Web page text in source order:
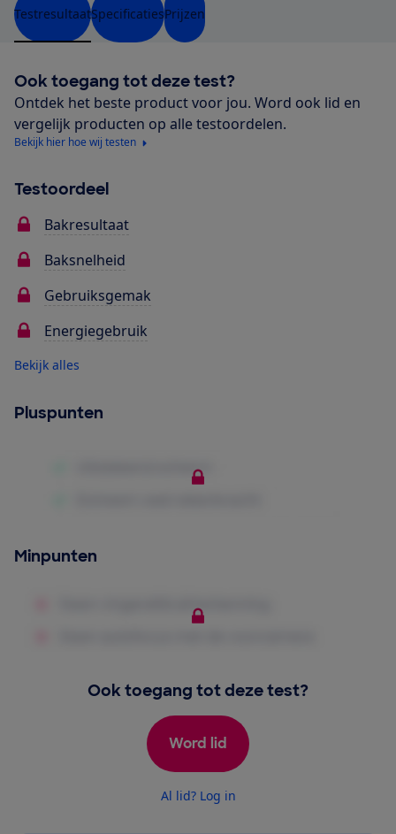
TestresultaatSpecificatiesPrijzen
Ook toegang tot deze test?
Ontdek het beste product voor jou. Word ook lid en
vergelijk producten op alle testoordelen.
Bekijk hier hoe wij testen
Testoordeel
Bakresultaat
Baksnelheid
Gebruiksgemak
Energiegebruik
Bekijk alles
Pluspunten
Minpunten
Ook toegang tot deze test?
Word lid
Al lid? Log in